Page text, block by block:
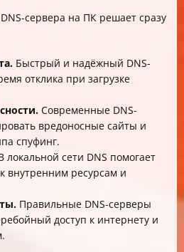
сервера на ПК решает сразу
Быстрый и надёжный DNS-
отклика при загрузке
Современные DNS-
вредоносные сайты и
спуфинг.
локальной сети DNS помогает
внутренним ресурсам и
Правильные DNS-серверы
доступ к интернету и